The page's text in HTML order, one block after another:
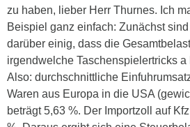
zu haben, lieber Herr Thurnes. Ich
Beispiel ganz einfach: Zunächst
darüber einig, dass die
irgendwelche Taschenspielertricks
Also: durchschnittliche
Waren aus Europa in die USA
beträgt 5,63 %. Der Importzoll auf